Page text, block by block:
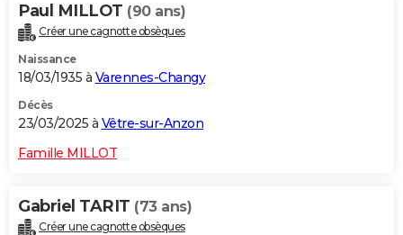
Paul MILLOT (90 ans)
Créer une cagnotte obsèques
Naissance
18/03/1935 à Varennes-Changy
Décès
23/03/2025 à Vêtre-sur-Anzon
Famille MILLOT
Gabriel TARIT (73 ans)
Créer une cagnotte obsèques